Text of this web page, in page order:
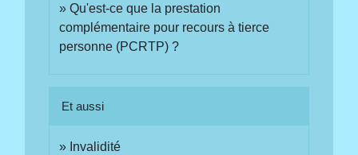
Qu'est-ce que la prestation
complémentaire pour recours à tierce
personne (PCRTP) ?
Et aussi
Invalidité